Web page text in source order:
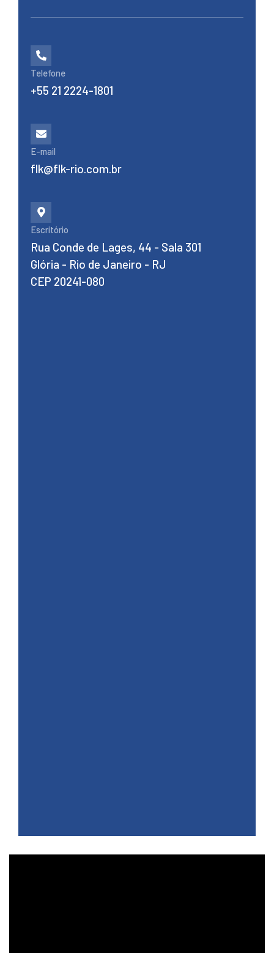
Telefone
+55 21 2224-1801
E-mail
flk@flk-rio.com.br
Escritório
Rua Conde de Lages, 44 - Sala 301
Glória - Rio de Janeiro - RJ
CEP 20241-080